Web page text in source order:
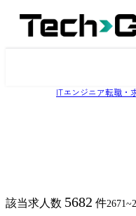
ITエンジニア転職・
該当求人数 5682 件2671~